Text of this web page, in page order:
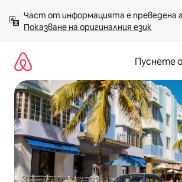
към
съдържанието
Показване на оригиналния език
Пуснете